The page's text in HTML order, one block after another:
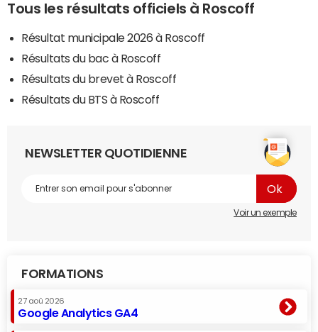
Tous les résultats officiels à Roscoff
Résultat municipale 2026 à Roscoff
Résultats du bac à Roscoff
Résultats du brevet à Roscoff
Résultats du BTS à Roscoff
NEWSLETTER QUOTIDIENNE
Voir un exemple
FORMATIONS
27 aoû 2026
Google Analytics GA4